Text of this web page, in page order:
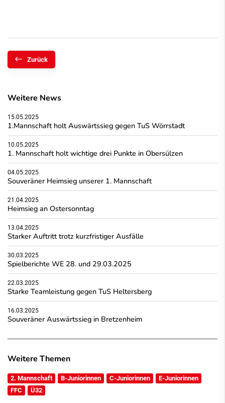
Zurück
Weitere News
15.05.2025
1.Mannschaft holt Auswärtssieg gegen TuS Wörrstadt
10.05.2025
1. Mannschaft holt wichtige drei Punkte in Obersülzen
04.05.2025
Souveräner Heimsieg unserer 1. Mannschaft
21.04.2025
Heimsieg an Ostersonntag
13.04.2025
Starker Auftritt trotz kurzfristiger Ausfälle
30.03.2025
Spielberichte WE 28. und 29.03.2025
22.03.2025
Starke Teamleistung gegen TuS Heltersberg
16.03.2025
Souveräner Auswärtssieg in Bretzenheim
Weitere Themen
2. Mannschaft B-Juniorinnen C-Juniorinnen
E-Juniorinnen
FFC
Ü32